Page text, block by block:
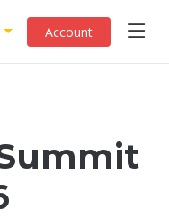
Account